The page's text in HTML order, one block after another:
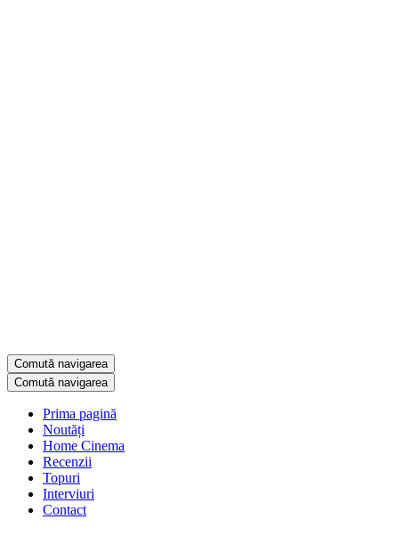
Comută navigarea
Comută navigarea
Prima pagină
Noutăți
Home Cinema
Recenzii
Topuri
Interviuri
Contact